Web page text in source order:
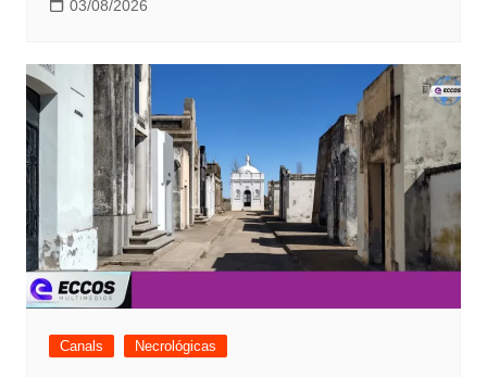
03/08/2026
Canals Necrológicas